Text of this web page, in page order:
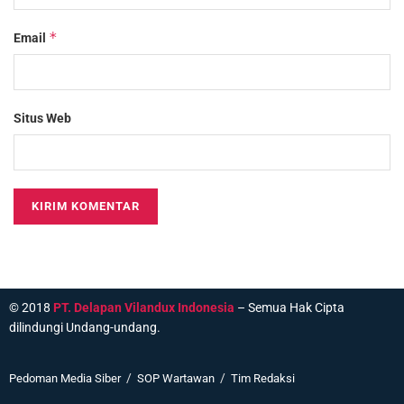
Email *
Situs Web
© 2018 PT. Delapan Vilandux Indonesia – Semua Hak Cipta
dilindungi Undang-undang.
Pedoman Media Siber SOP Wartawan Tim Redaksi